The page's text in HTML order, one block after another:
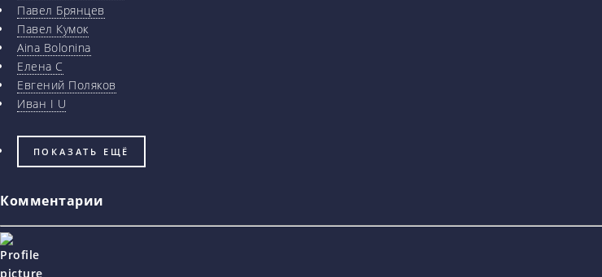
Павел Брянцев
Павел Кумок
Aina Bolonina
Елена С
Евгений Поляков
Иван I U
ПОКАЗАТЬ ЕЩЁ
Комментарии